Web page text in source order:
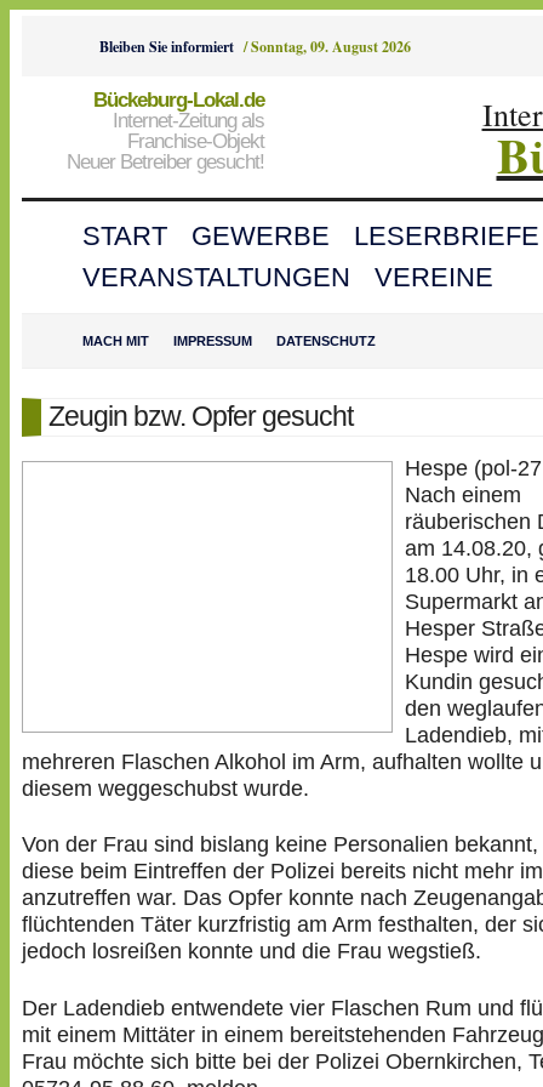
Bleiben Sie informiert /Sonntag, 09. August 2026
Bückeburg-Lokal.de
Internet-Zeitung als
Franchise-Objekt
Neuer Betreiber gesucht!
START GEWERBE
LESERBRIEFE
VERANSTALTUNGEN
VEREINE
MACH MIT IMPRESSUM DATENSCHUTZ
Zeugin bzw. Opfer gesucht
Hespe (pol-
Nach einem
räuberischen
am 14.08.20,
18.00 Uhr, in
Supermarkt
Hesper
Hespe wird
Kundin
den
Ladendieb,
mehreren Flaschen Alkohol im Arm, aufhalten wollte
diesem weggeschubst wurde.
Von der Frau sind bislang keine Personalien bekannt,
diese beim Eintreffen der Polizei bereits nicht mehr
anzutreffen war. Das Opfer konnte nach
flüchtenden Täter kurzfristig am Arm festhalten, der
jedoch losreißen konnte und die Frau wegstieß.
Der Ladendieb entwendete vier Flaschen Rum und
mit einem Mittäter in einem bereitstehenden
Frau möchte sich bitte bei der Polizei Obernkirchen,